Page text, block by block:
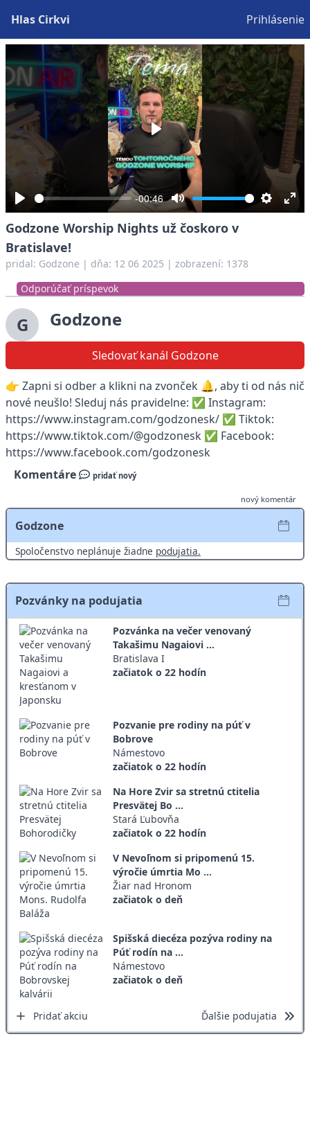
Hlas Cirkvi Prihlásenie
Play
-00:46
Mute Settings
Godzone Worship Nights už čoskoro v
Bratislave!
pridal: Godzone | dňa: 12 06 2025 | zobrazení: 1378
Odporúčať príspevok
G Godzone
Sledovať kanál Godzone
👉 Zapni si odber a klikni na zvonček 🔔, aby ti od nás nič
nové neušlo! Sleduj nás pravidelne: ✅ Instagram:
https://www.instagram.com/godzonesk/ ✅ Tiktok:
https://www.tiktok.com/@godzonesk ✅ Facebook:
https://www.facebook.com/godzonesk
Komentáre
pridať nový
nový komentár
Godzone
Spoločenstvo neplánuje žiadne podujatia.
Pozvánky na podujatia
Pozvánka na večer venovaný
Takašimu Nagaiovi ...
Bratislava I
začiatok o 22 hodín
Pozvanie pre rodiny na púť v
Bobrove
Námestovo
začiatok o 22 hodín
Na Hore Zvir sa stretnú ctitelia
Presvätej Bo ...
Stará Ľubovňa
začiatok o 22 hodín
V Nevoľnom si pripomenú 15.
výročie úmrtia Mo ...
Žiar nad Hronom
začiatok o deň
Spišská diecéza pozýva rodiny na
Púť rodín na ...
Námestovo
začiatok o deň
Pridať akciu Ďalšie podujatia